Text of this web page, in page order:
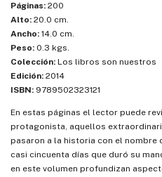
Páginas: 200
Alto: 20.0 cm.
Ancho: 14.0 cm.
Peso: 0.3 kgs.
Colección: Los libros son nuestros
Edición: 2014
ISBN: 9789502323121
En estas páginas el lector puede
protagonista, aquellos
pasaron a la historia con el nombre
casi cincuenta días que duró su
en este volumen profundizan